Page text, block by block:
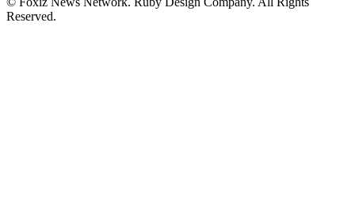
Reserved.